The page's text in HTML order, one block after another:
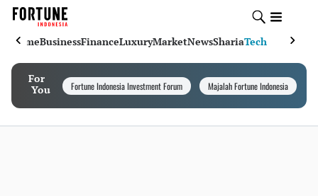
HomeBusinessFinanceLuxuryMarketNewsShariaTech
For
You
Fortune Indonesia Investment Forum Majalah Fortune Indonesia